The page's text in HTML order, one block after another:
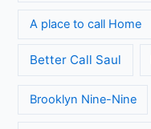
A place to call Home
Better Call Saul
Brooklyn Nine-Nine